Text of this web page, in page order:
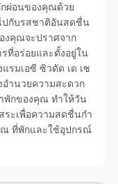
ผ่อนของคุณด้วย
ปกับรสชาติอันสดชื่น
งคุณจะปราศจาก
ที่อร่อยและตั้งอยู่ใน
รมเอซี ซิวดัด เด เซ
อำนวยความสะดวก
าพักของคุณ ทำให้วัน
ะเพื่อความสดชื่นกำ
ณ ที่พักและใช้อุปกรณ์